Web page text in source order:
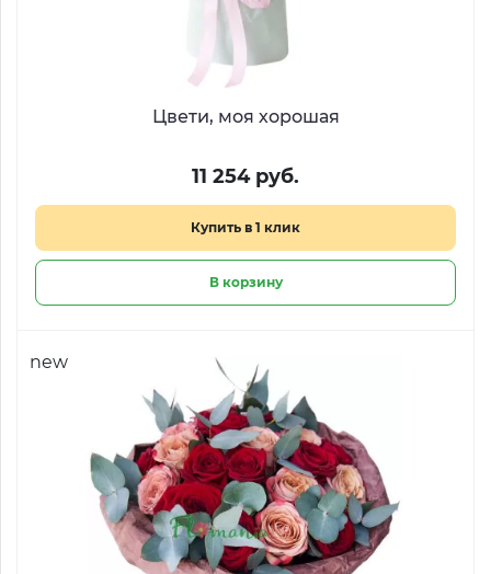
Цвети, моя хорошая
11 254 руб.
Купить в 1 клик
В корзину
new